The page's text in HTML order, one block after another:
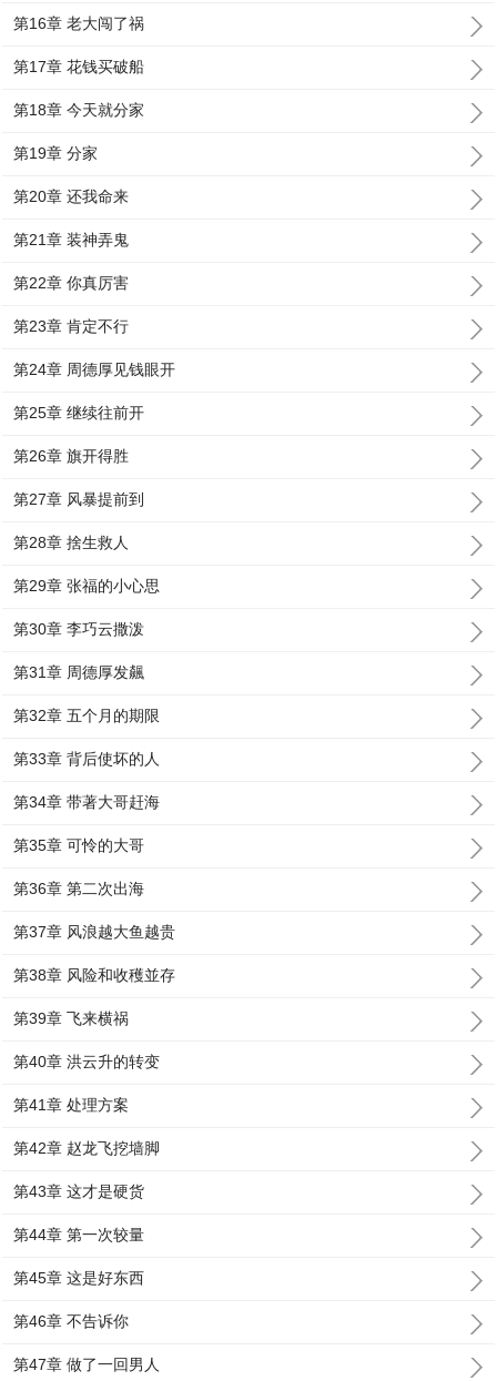
第16章 老大闯了祸
第17章 花钱买破船
第18章 今天就分家
第19章 分家
第20章 还我命来
第21章 装神弄鬼
第22章 你真厉害
第23章 肯定不行
第24章 周德厚见钱眼开
第25章 继续往前开
第26章 旗开得胜
第27章 风暴提前到
第28章 捨生救人
第29章 张福的小心思
第30章 李巧云撒泼
第31章 周德厚发飆
第32章 五个月的期限
第33章 背后使坏的人
第34章 带著大哥赶海
第35章 可怜的大哥
第36章 第二次出海
第37章 风浪越大鱼越贵
第38章 风险和收穫並存
第39章 飞来横祸
第40章 洪云升的转变
第41章 处理方案
第42章 赵龙飞挖墙脚
第43章 这才是硬货
第44章 第一次较量
第45章 这是好东西
第46章 不告诉你
第47章 做了一回男人